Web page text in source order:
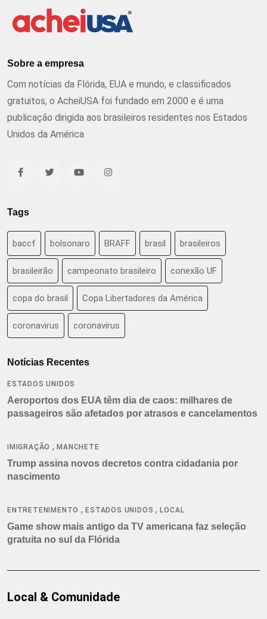
Sobre a empresa
Com notícias da Flórida, EUA e mundo, e classificados
gratuitos, o AcheiUSA foi fundado em 2000 e é uma
publicação dirigida aos brasileiros residentes nos Estados
Unidos da América
Tags
baccf bolsonaro BRAFF brasil brasileiros
brasileirão campeonato brasileiro conexão UF
copa do brasil Copa Libertadores da América
coronavirus coronavírus
Notícias Recentes
ESTADOS UNIDOS
Aeroportos dos EUA têm dia de caos: milhares de
passageiros são afetados por atrasos e cancelamentos
IMIGRAÇÃO ,MANCHETE
Trump assina novos decretos contra cidadania por
nascimento
ENTRETENIMENTO ,ESTADOS UNIDOS ,LOCAL
Game show mais antigo da TV americana faz seleção
gratuita no sul da Flórida
Local & Comunidade